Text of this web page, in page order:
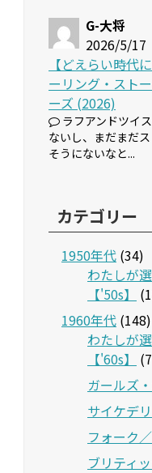
G-大将
2026/5/17
【どえらい時代
ーリング・スト
ーズ (2026)
ラフアンドツイ
ないし、まだまだ
そうにないなと...
カテゴリー
1950年代 (34)
わたしが
【'50s】
1960年代 (148)
わたしが
【'60s】
ガールズ
サイケデ
フォーク
ブリティ